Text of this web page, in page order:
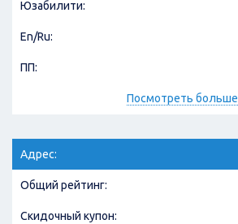
Юзабилити:
En/Ru:
ПП:
Посмотреть больше
Адрес:
Общий рейтинг:
Скидочный купон: